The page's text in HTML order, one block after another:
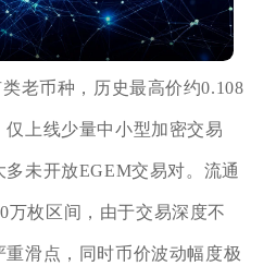
老币种，历史最高价约0.108
上线少量中小型加密交易
未开放EGEM交易对。流通
万枚区间，由于交易深度不
重滑点，同时币价波动幅度极